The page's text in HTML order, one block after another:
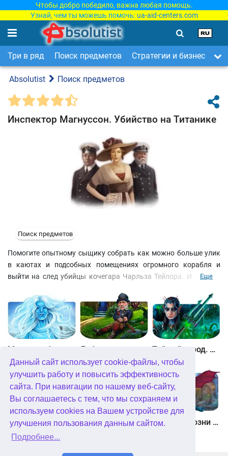
Данный сайт использует cookie-файлы, чтобы
улучшить работу и повысить эффективность
сайта. При навигации по нашему веб-сайту,
Вы соглашаетесь с тем, что мы сохраняем и
используем cookies на Вашем устройстве для
улучшения пользования данным сайтом.
Подробнее...
Чтобы добро победило, важна любая помощь.
Узнай, чем ты можешь помочь: ua-aid-centers.com
Три в ряд Поиск предметов Стратегии и бизнес
Absolutist Поиск предметов
Инспектор Магнуссон. Убийство на Титанике
Поиск предметов
Помогите опытному сыщику собрать как можно больше улик
в каютах и подсобных помещениях огромного корабля и
выйти на след убийцы кочегара Чарльза Тейлора. Играйте в
спасательному кругу в случае затруднений. Опросите всех
возможных свидетелей, предварительно выполнив их
незначительные просьбы, и занесите всю полученную
информацию в журнал. Позже она вас здорово выручит!
Еще
Тайный город. Подводное королевство. Коллекционное издание
Небесные земли. Пробуждение гигантов. Коллекционное издание Загадки Нью-Йорка. Пробуждение. Коллекционное издание Химеры. Козни зла. Коллекционное издание